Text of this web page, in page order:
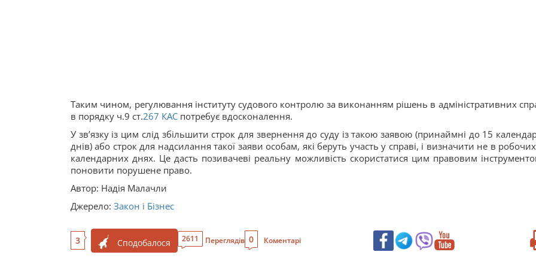
Таким чином, регулювання інституту судового контролю за виконанням рішень в адміністративних
в порядку ч.9 ст.267 КАС потребує вдосконалення.
У зв’язку із цим слід збільшити строк для звернення до суду із такою заявою (принаймні до 15
днів) або строк для надсилання такої заяви особам, які беруть участь у справі, і визначити не в
календарних днях. Це дасть позивачеві реальну можливість скористатися цим правовим
поновити порушене право.
Автор: Надія Малачли
Джерело: Закон і Бізнес
3 Сподобалося 2611 Переглядів 0 Коментарі